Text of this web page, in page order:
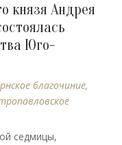
князя Андрея
Юго-
благочиние,
седмицы,